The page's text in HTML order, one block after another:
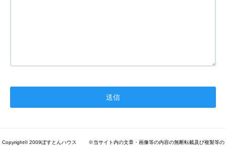
Copyright© 2009ぼすとんハウス ※当サイト内の文章・画像等の内容の無断転載及び複製等の